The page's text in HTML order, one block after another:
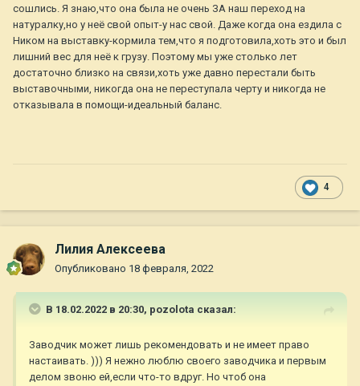
сошлись. Я знаю,что она была не очень ЗА наш переход на
натуралку,но у неё свой опыт-у нас свой. Даже когда она ездила с
Ником на выставку-кормила тем,что я подготовила,хоть это и был
лишний вес для неё к грузу. Поэтому мы уже столько лет
достаточно близко на связи,хоть уже давно перестали быть
выставочными, никогда она не переступала черту и никогда не
отказывала в помощи-идеальный баланс.
4
Лилия Алексеева
Опубликовано 18 февраля, 2022
В 18.02.2022 в 20:30, pozolota сказал:
Заводчик может лишь рекомендовать и не имеет право
настаивать. ))) Я нежно люблю своего заводчика и первым
делом звоню ей,если что-то вдруг. Но чтоб она